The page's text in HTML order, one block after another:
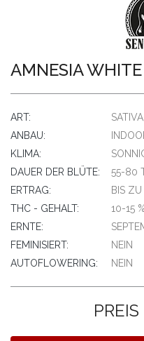
AMNESIA
ART:
ANBAU:
KLIMA:
DAUER DER BLÜTE:
55-80
ERTRAG:
BIS
THC - GEHALT:
10-15 %
ERNTE:
FEMINISIERT:
NEIN
AUTOFLOWERING:
NEIN
PREIS